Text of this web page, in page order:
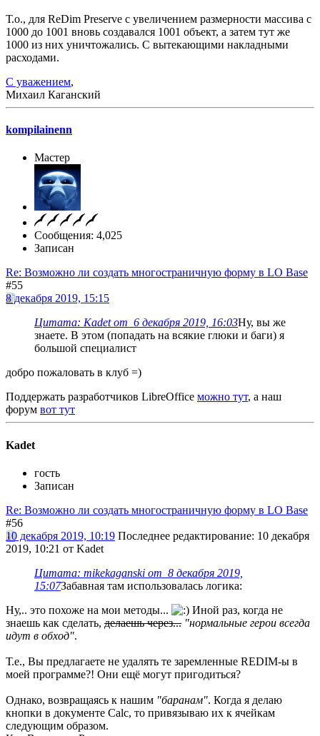
Т.о., для ReDim Preserve с увеличением размерности массива с
1000 до 1001 вновь создавался 1001 объект, а затем тут же
1000 из них уничтожались. С вытекающими накладными
расходами.
С уважением,
Михаил Каганский
kompilainenn
Мастер
Сообщения: 4,025
Записан
Re: Возможно ли создать многостраничную форму в LO Base
#55
8 декабря 2019, 15:15
Цитата: Kadet от 6 декабря 2019, 16:03Ну, вы же
знаете. В этом (попадать на всякие глюки и баги) я
большой специалист
добро пожаловать в клуб =)
Поддержать разработчиков LibreOffice можно тут, а наш
форум вот тут
Kadet
гость
Записан
Re: Возможно ли создать многостраничную форму в LO Base
#56
10 декабря 2019, 10:19 Последнее редактирование: 10 декабря
2019, 10:21 от Kadet
Цитата: mikekaganski от 8 декабря 2019,
15:07Забавная там использовалась логика:
Ну,.. это похоже на мои методы...
Иной раз, когда не
знаешь как сделать, делаешь через... "нормальные герои всегда
идут в обход".
Т.е., Вы предлагаете не удалять те заремленные REDIM-ы в
моей программе?! Они ещё могут пригодиться?
Однако, возвращаясь к нашим "баранам". Когда я делаю
кнопки в документе Calc, то привязываю их к ячейкам
следующим образом.